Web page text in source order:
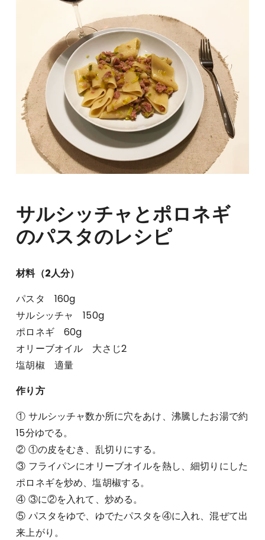
サルシッチャとポロネギ
のパスタのレシピ
材料（2人分）
パスタ 160g
サルシッチャ 150g
ポロネギ 60g
オリーブオイル 大さじ2
塩胡椒 適量
作り方
① サルシッチャ数か所に穴をあけ、沸騰したお湯で約
15分ゆでる。
② ①の皮をむき、乱切りにする。
③ フライパンにオリーブオイルを熱し、細切りにした
ポロネギを炒め、塩胡椒する。
④ ③に②を入れて、炒める。
⑤ パスタをゆで、ゆでたパスタを④に入れ、混ぜて出
来上がり。